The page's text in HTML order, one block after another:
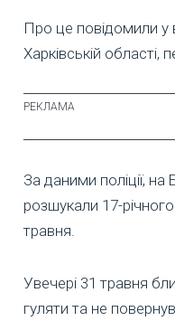
Про це повідомили у
Харківській області,
За даними поліції, на
розшукали 17-річного
травня.
Увечері 31 травня
гуляти та не